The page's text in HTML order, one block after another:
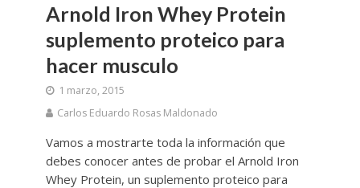
Arnold Iron Whey Protein
suplemento proteico para
hacer musculo
1 marzo, 2015
Carlos Eduardo Rosas Maldonado
Vamos a mostrarte toda la información que
debes conocer antes de probar el Arnold Iron
Whey Protein, un suplemento proteico para